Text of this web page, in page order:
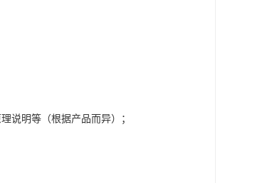
说明等（根据产品而异）；